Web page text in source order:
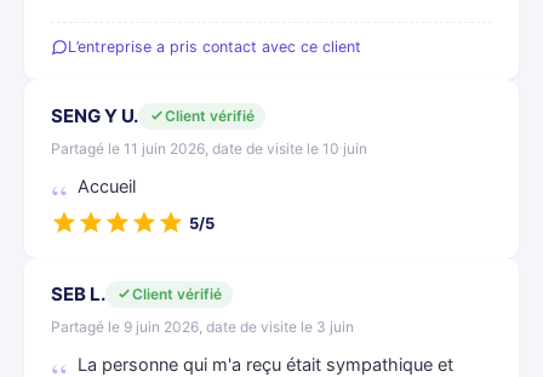
L’entreprise a pris contact avec ce client
SENG Y U.
Client vérifié
Partagé le 11 juin 2026, date de visite le 10 juin
Accueil
5/5
SEB L.
Client vérifié
Partagé le 9 juin 2026, date de visite le 3 juin
La personne qui m'a reçu était sympathique et